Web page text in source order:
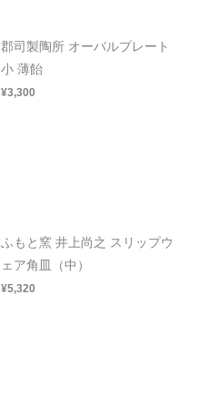
郡司製陶所 オーバルプレート
小 薄飴
¥3,300
ふもと窯 井上尚之 スリップウ
ェア角皿（中）
¥5,320